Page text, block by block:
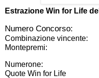
Estrazione Win for Life del
Numero Concorso:
Combinazione vincente:
Montepremi:
Numerone:
Quote Win for Life